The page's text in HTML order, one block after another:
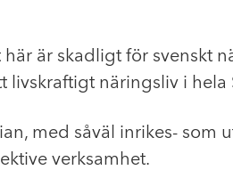
här är skadligt för
livskraftigt näringsliv i hela
med såväl inrikes-
verksamhet.